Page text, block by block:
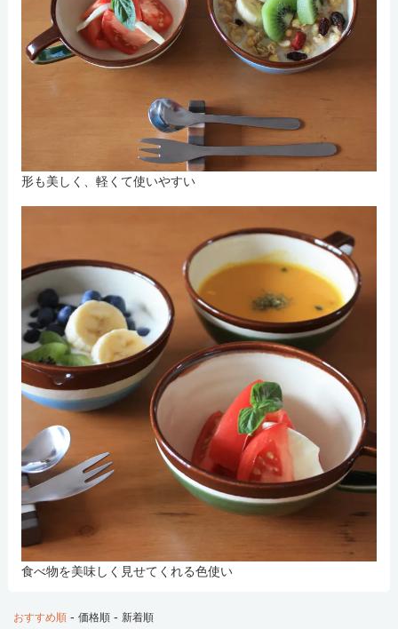
形も美しく、軽くて使いやすい
食べ物を美味しく見せてくれる色使い
おすすめ順 - 価格順 - 新着順